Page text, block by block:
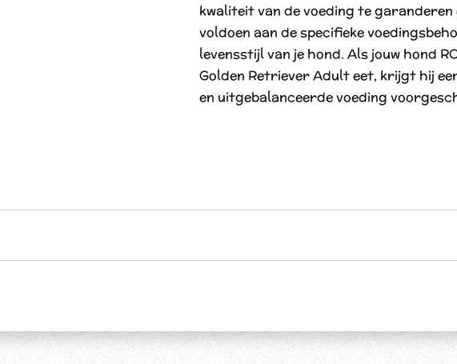
kwaliteit van de voeding te garanderen
voldoen aan de specifieke
levensstijl van je hond. Als jouw hond
Golden Retriever Adult eet, krijgt hij
en uitgebalanceerde voeding